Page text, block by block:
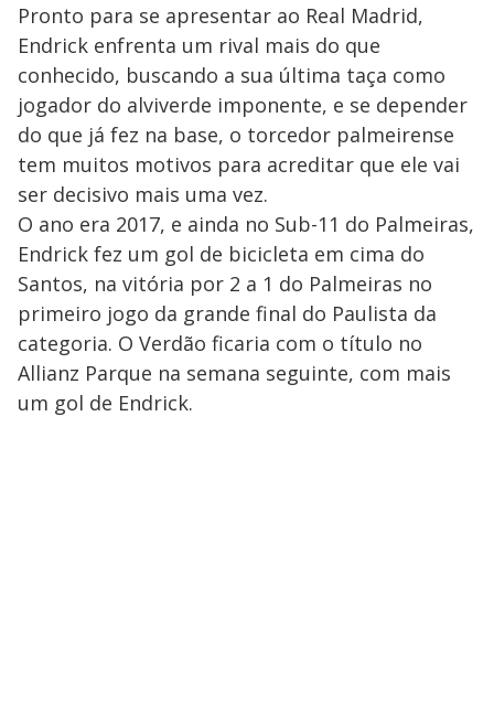
Pronto para se apresentar ao Real Madrid,
Endrick enfrenta um rival mais do que
conhecido, buscando a sua última taça como
jogador do alviverde imponente, e se depender
do que já fez na base, o torcedor palmeirense
tem muitos motivos para acreditar que ele vai
ser decisivo mais uma vez.
O ano era 2017, e ainda no Sub-11 do Palmeiras,
Endrick fez um gol de bicicleta em cima do
Santos, na vitória por 2 a 1 do Palmeiras no
primeiro jogo da grande final do Paulista da
categoria. O Verdão ficaria com o título no
Allianz Parque na semana seguinte, com mais
um gol de Endrick.